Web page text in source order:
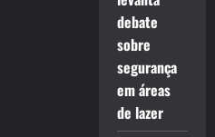
debate
sobre
segurança
em áreas
de lazer